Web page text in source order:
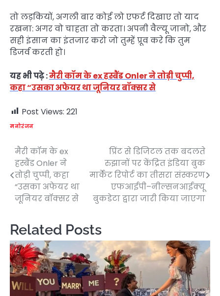
तो लड़कियों, अगली बार कोई लो एफर्ट दिखाए तो याद
रखना: अगर वो चाहता तो करता। अपनी वैल्यू जानो, और
सही इंसान का इंतजार करो जो तुम्हें प्रूव करे कि तुम
डिजर्व करती हो।
यह भी पढ़े :मैरी कॉम के ex हस्बैंड Onler ने तोड़ी चुप्पी,
कहा “उसका अफेयर था जूनियर बॉक्सर से
Post Views: 221
मनोरंजन
Post
navigation
मैरी कॉम के ex
हस्बैंड Onler ने
तोड़ी चुप्पी, कहा
“उसका अफेयर था
जूनियर बॉक्सर से
प्रिंट से डिजिटल तक बदलते
रुझानों पर केंद्रित इंडिया बुक
मार्केट रिपोर्ट का तीसरा संस्करण
एफआईपी–नील्सनआईक्यू
बुकडेटा द्वारा जारी किया जाएगा
Related Posts